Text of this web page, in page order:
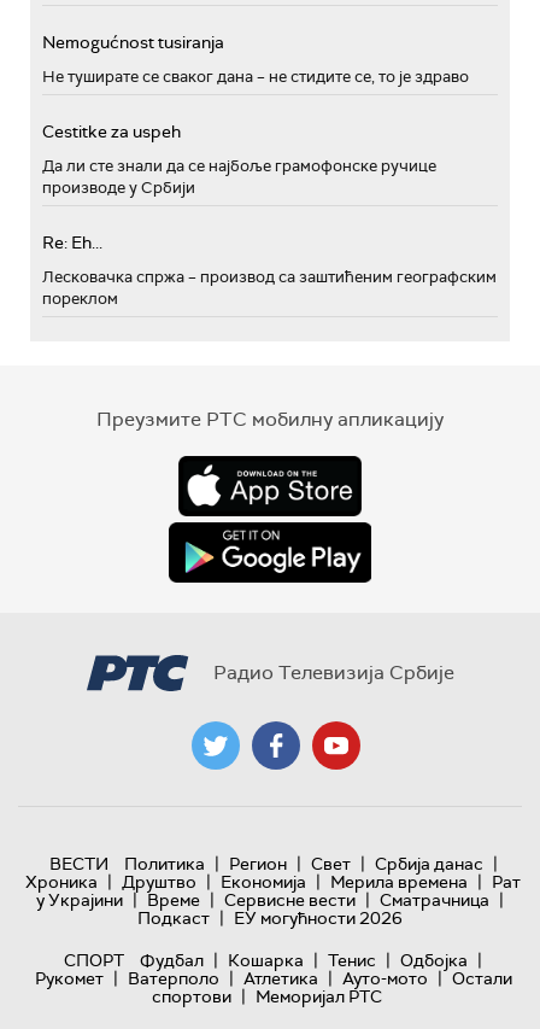
Nemogućnost tusiranja
Не туширате се сваког дана – не стидите се, то је здраво
Cestitke za uspeh
Да ли сте знали да се најбоље грамофонске ручице
производе у Србији
Re: Eh...
Лесковачка спржа – производ са заштићеним географским
пореклом
Преузмите РТС мобилну апликацију
Радио Телевизија Србије
ВЕСТИ Политика | Регион | Свет | Србија данас |
Хроника | Друштво | Економија | Мерила времена | Рат
у Украјини | Време | Сервисне вести | Сматрачница |
Подкаст | ЕУ могућности 2026
СПОРТ
Фудбал | Кошарка | Тенис | Одбојка |
Рукомет | Ватерполо | Атлетика | Ауто-мото | Остали
спортови | Меморијал РТС